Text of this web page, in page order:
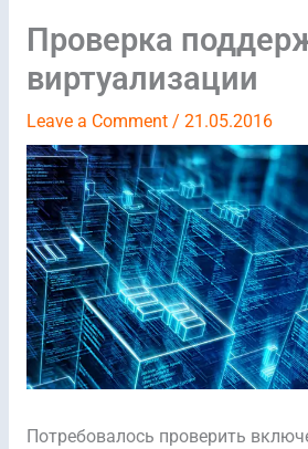
Проверка
виртуализации
Leave a Comment / 21.05.2016
Потребовалось проверить